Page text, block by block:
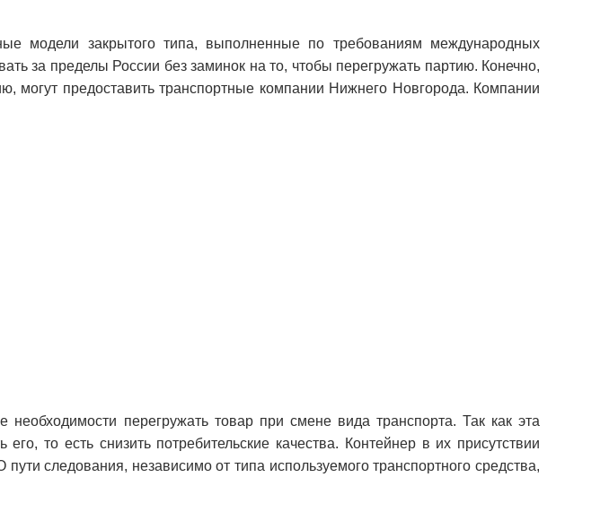
модели закрытого типа, выполненные по требованиям международных
за пределы России без заминок на то, чтобы перегружать партию. Конечно,
могут предоставить транспортные компании Нижнего Новгорода. Компании
необходимости перегружать товар при смене вида транспорта. Так как эта
то есть снизить потребительские качества. Контейнер в их присутствии
следования, независимо от типа используемого транспортного средства,